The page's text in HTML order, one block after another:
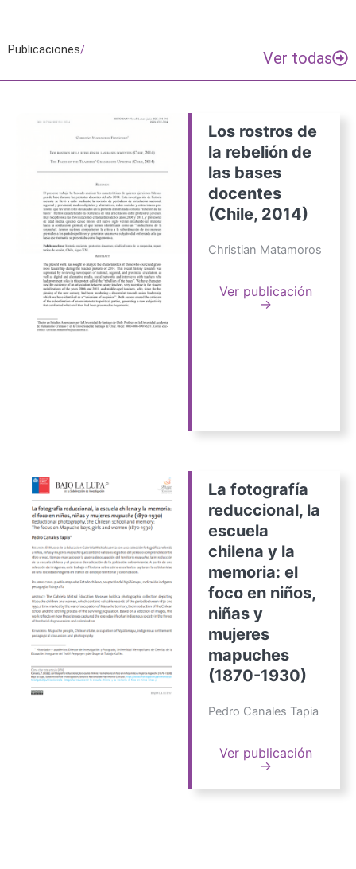
Publicaciones/ Ver todas
Los rostros de
la rebelión de
las bases
docentes
(Chile, 2014)
Christian Matamoros
Ver publicación
→
La fotografía
reduccional, la
escuela
chilena y la
memoria: el
foco en niños,
niñas y
mujeres
mapuches
(1870-1930)
Pedro Canales Tapia
Ver publicación
→